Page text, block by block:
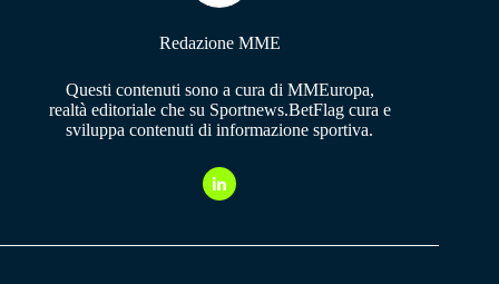
Redazione MME
Questi contenuti sono a cura di MMEuropa,
realtà editoriale che su Sportnews.BetFlag cura e
sviluppa contenuti di informazione sportiva.